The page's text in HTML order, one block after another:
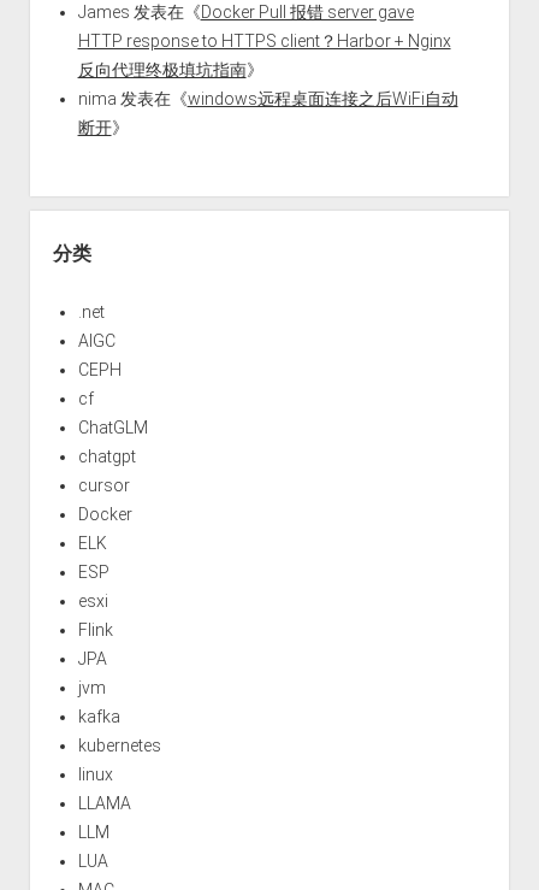
James 发表在《Docker Pull 报错 server gave
HTTP response to HTTPS client？Harbor + Nginx
反向代理终极填坑指南》
nima 发表在《windows远程桌面连接之后WiFi自动
断开》
分类
.net
AIGC
CEPH
cf
ChatGLM
chatgpt
cursor
Docker
ELK
ESP
esxi
Flink
JPA
jvm
kafka
kubernetes
linux
LLAMA
LLM
LUA